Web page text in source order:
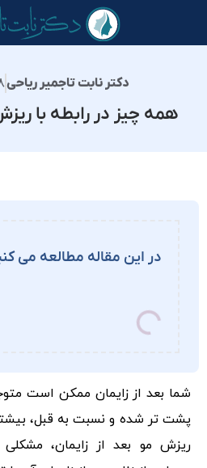
دکتر نابت تاجمیر ریاحی۲۸
همه چیز در رابطه با
در این مقاله مطالعه می
شما بعد از زایمان ممکن است
پشت تر شده و نسبت به قبل،
ریزش مو بعد از زایمان،